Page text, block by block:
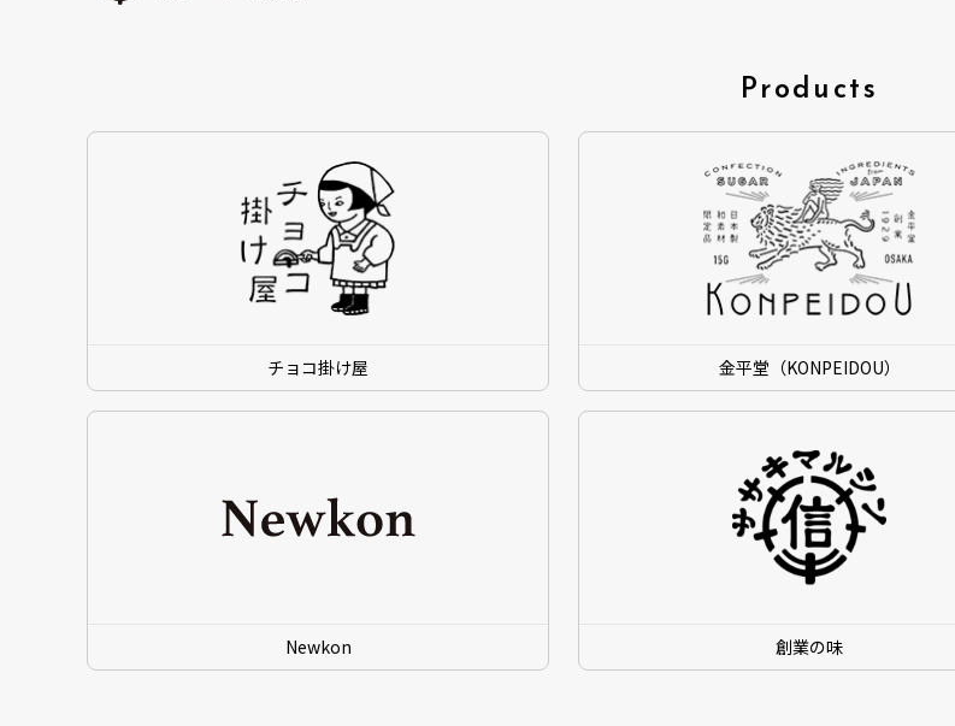
Products
チョコ掛け屋 金平堂（KONPEIDOU）
Newkon 創業の味